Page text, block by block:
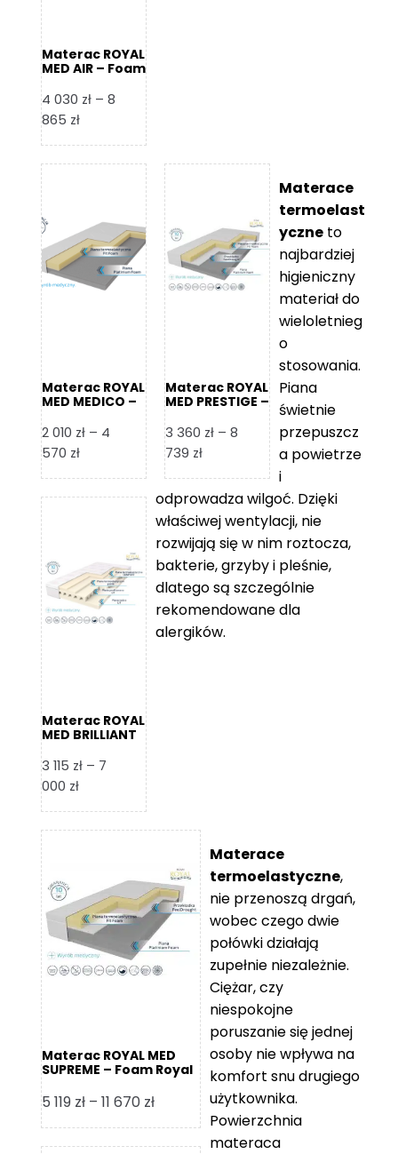
Materac ROYAL
MED AIR – Foam
4 030 zł – 8
865 złZakres
od
do
8
865 zł
Materac ROYAL
MED MEDICO –
2 010 zł – 4
570 złZakres
od
4
570 zł
Materac ROYAL
MED PRESTIGE –
3 360 zł – 8
739 złZakres
od
3
360 zł
do
8
739 zł
Materac ROYAL
MED BRILLIANT
3 115 zł – 7
000 złZakres
od
7
000 zł
Materace
termoelast
yczne to
najbardziej
higieniczny
materiał do
wieloletnieg
o
stosowania.
Piana
świetnie
przepuszcz
a powietrze
i
odprowadza wilgoć. Dzięki
właściwej wentylacji, nie
rozwijają się w nim roztocza,
bakterie, grzyby i pleśnie,
dlatego są szczególnie
rekomendowane dla
alergików.
Materac ROYAL MED
SUPREME – Foam Royal
5 119 zł – 11 670 złZakres
cen:
od
Materace
termoelastyczne,
nie przenoszą drgań,
wobec czego dwie
połówki działają
zupełnie niezależnie.
Ciężar, czy
niespokojne
poruszanie się jednej
osoby nie wpływa na
komfort snu drugiego
użytkownika.
Powierzchnia
materaca